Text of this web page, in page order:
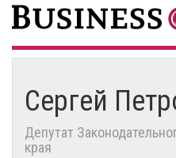
Сергей
Депутат
края